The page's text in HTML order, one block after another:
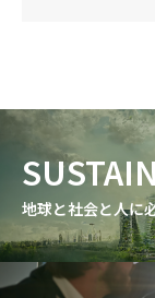
地球と社会と人に